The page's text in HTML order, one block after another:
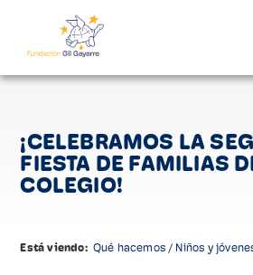
¡CELEBRAMOS LA
FIESTA DE FAMILIAS
COLEGIO!
Está viendo: Qué hacemos / Niños y